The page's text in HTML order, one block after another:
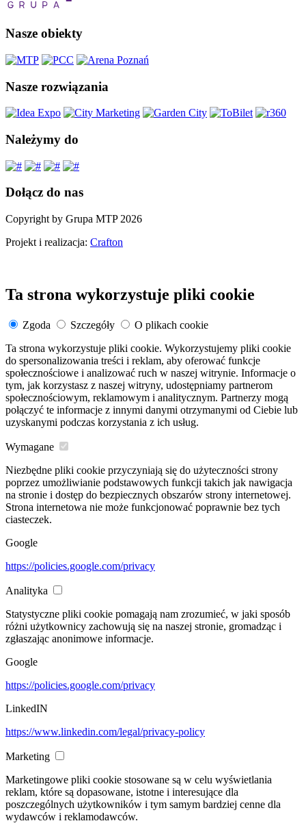
Nasze obiekty
Nasze rozwiązania
Należymy do
Dołącz do nas
Copyright by Grupa MTP 2026
Projekt i realizacja: Crafton
Ta strona wykorzystuje pliki cookie
Zgoda Szczegóły
O plikach cookie
Ta strona wykorzystuje pliki cookie. Wykorzystujemy pliki cookie
do spersonalizowania treści i reklam, aby oferować funkcje
społecznościowe i analizować ruch w naszej witrynie. Informacje o
tym, jak korzystasz z naszej witryny, udostępniamy partnerom
społecznościowym, reklamowym i analitycznym. Partnerzy mogą
połączyć te informacje z innymi danymi otrzymanymi od Ciebie lub
uzyskanymi podczas korzystania z ich usług.
Wymagane
Niezbędne pliki cookie przyczyniają się do użyteczności strony
poprzez umożliwianie podstawowych funkcji takich jak nawigacja
na stronie i dostęp do bezpiecznych obszarów strony internetowej.
Strona internetowa nie może funkcjonować poprawnie bez tych
ciasteczek.
Google
https://policies.google.com/privacy
Analityka
Statystyczne pliki cookie pomagają nam zrozumieć, w jaki sposób
różni użytkownicy zachowują się na naszej stronie, gromadząc i
zgłaszając anonimowe informacje.
Google
https://policies.google.com/privacy
LinkedIN
https://www.linkedin.com/legal/privacy-policy
Marketing
Marketingowe pliki cookie stosowane są w celu wyświetlania
reklam, które są dopasowane, istotne i interesujące dla
poszczególnych użytkowników i tym samym bardziej cenne dla
wydawców i reklamodawców.